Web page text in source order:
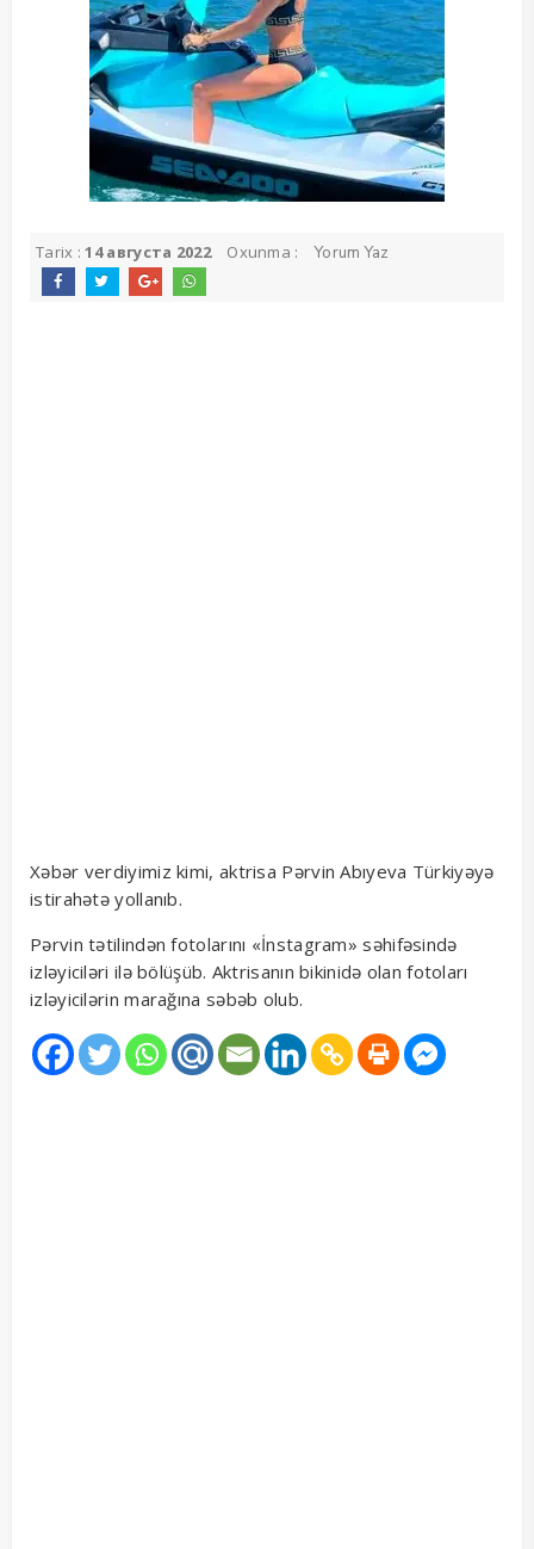
Tarix :14 августа 2022 Oxunma : Yorum Yaz
Xəbər verdiyimiz kimi, aktrisa Pərvin Abıyeva Türkiyəyə
istirahətə yollanıb.
Pərvin tətilindən fotolarını «İnstagram» səhifəsində
izləyiciləri ilə bölüşüb. Aktrisanın bikinidə olan fotoları
izləyicilərin marağına səbəb olub.